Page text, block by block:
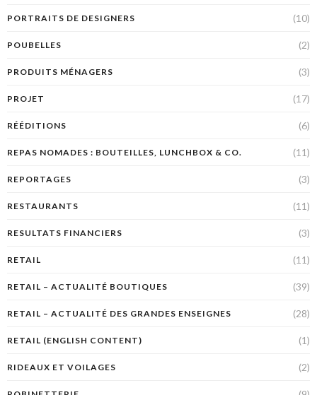
PORTRAITS DE DESIGNERS (10)
POUBELLES (2)
PRODUITS MÉNAGERS (3)
PROJET (17)
RÉÉDITIONS (6)
REPAS NOMADES : BOUTEILLES, LUNCHBOX & CO. (11)
REPORTAGES (3)
RESTAURANTS (11)
RESULTATS FINANCIERS (3)
RETAIL (11)
RETAIL – ACTUALITÉ BOUTIQUES (39)
RETAIL – ACTUALITÉ DES GRANDES ENSEIGNES (28)
RETAIL (ENGLISH CONTENT) (1)
RIDEAUX ET VOILAGES (2)